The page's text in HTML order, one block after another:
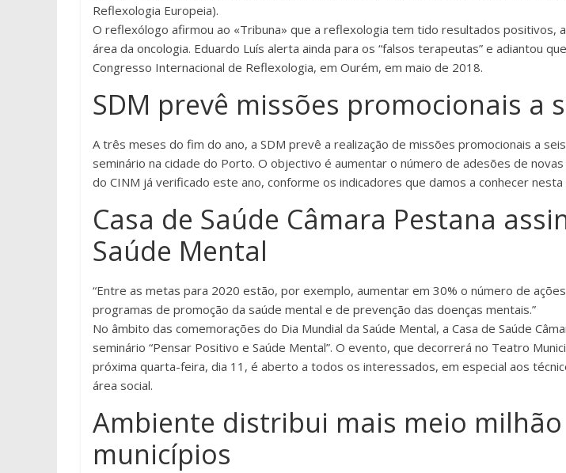
Reflexologia Europeia).
O reflexólogo afirmou ao «Tribuna» que a reflexologia tem tido resultados positivos,
área da oncologia. Eduardo Luís alerta ainda para os “falsos terapeutas” e adiantou
Congresso Internacional de Reflexologia, em Ourém, em maio de 2018.
SDM prevê missões promocionais a
A três meses do fim do ano, a SDM prevê a realização de missões promocionais a
seminário na cidade do Porto. O objectivo é aumentar o número de adesões de
do CINM já verificado este ano, conforme os indicadores que damos a conhecer
Casa de Saúde Câmara Pestana
Saúde Mental
“Entre as metas para 2020 estão, por exemplo, aumentar em 30% o número de
programas de promoção da saúde mental e de prevenção das doenças mentais.”
No âmbito das comemorações do Dia Mundial da Saúde Mental, a Casa de Saúde
seminário “Pensar Positivo e Saúde Mental”. O evento, que decorrerá no Teatro
próxima quarta-feira, dia 11, é aberto a todos os interessados, em especial aos
área social.
Ambiente distribui mais meio
municípios